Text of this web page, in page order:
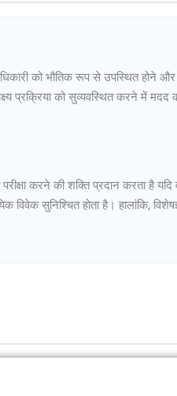
अधिकारी को भौतिक रूप से उपस्थित होने
प्रक्रिया को सुव्यवस्थित करने में मदद
करने की शक्ति प्रदान करता है
सुनिश्चित होता है। हालांकि,